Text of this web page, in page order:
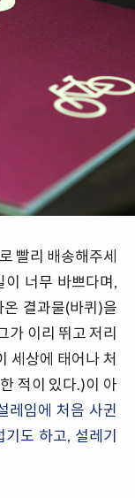
빨리 배송해주세
이 너무 바쁘다며,
결과물(바퀴)을
가 이리 뛰고 저리
세상에 태어나 처
적이 있다.)이 아
레임에 처음 사귄
도 하고, 설레기